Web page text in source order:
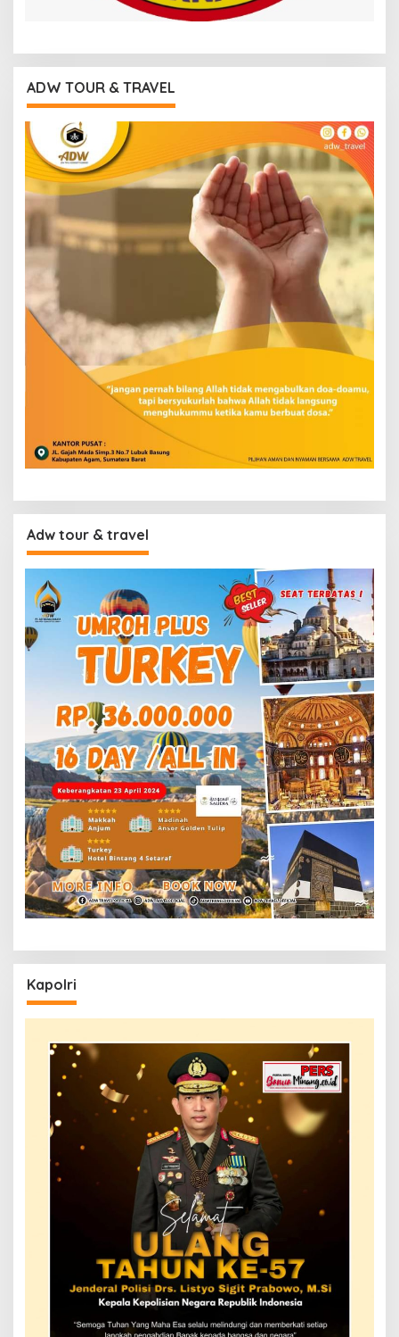
ADW TOUR & TRAVEL
Adw tour & travel
Kapolri